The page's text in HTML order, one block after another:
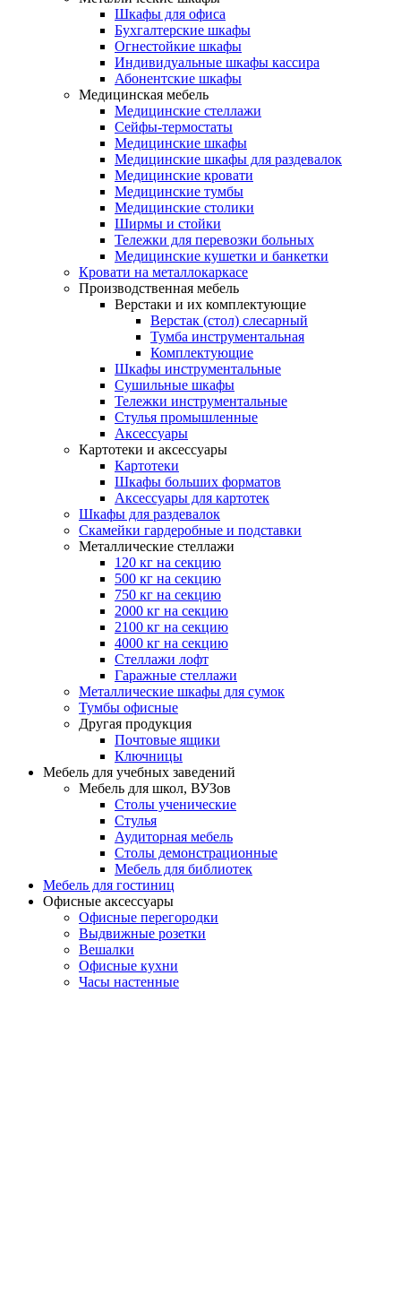
Шкафы для офиса
Бухгалтерские шкафы
Огнестойкие шкафы
Индивидуальные шкафы кассира
Абонентские шкафы
Медицинская мебель
Медицинские стеллажи
Сейфы-термостаты
Медицинские шкафы
Медицинские шкафы для раздевалок
Медицинские кровати
Медицинские тумбы
Медицинские столики
Ширмы и стойки
Тележки для перевозки больных
Медицинские кушетки и банкетки
Кровати на металлокаркасе
Производственная мебель
Верстаки и их комплектующие
Верстак (стол) слесарный
Тумба инструментальная
Комплектующие
Шкафы инструментальные
Сушильные шкафы
Тележки инструментальные
Стулья промышленные
Аксессуары
Картотеки и аксессуары
Картотеки
Шкафы больших форматов
Аксессуары для картотек
Шкафы для раздевалок
Скамейки гардеробные и подставки
Металлические стеллажи
120 кг на секцию
500 кг на секцию
750 кг на секцию
2000 кг на секцию
2100 кг на секцию
4000 кг на секцию
Стеллажи лофт
Гаражные стеллажи
Металлические шкафы для сумок
Тумбы офисные
Другая продукция
Почтовые ящики
Ключницы
Мебель для учебных заведений
Мебель для школ, ВУЗов
Столы ученические
Стулья
Аудиторная мебель
Столы демонстрационные
Мебель для библиотек
Мебель для гостиниц
Офисные аксессуары
Офисные перегородки
Выдвижные розетки
Вешалки
Офисные кухни
Часы настенные